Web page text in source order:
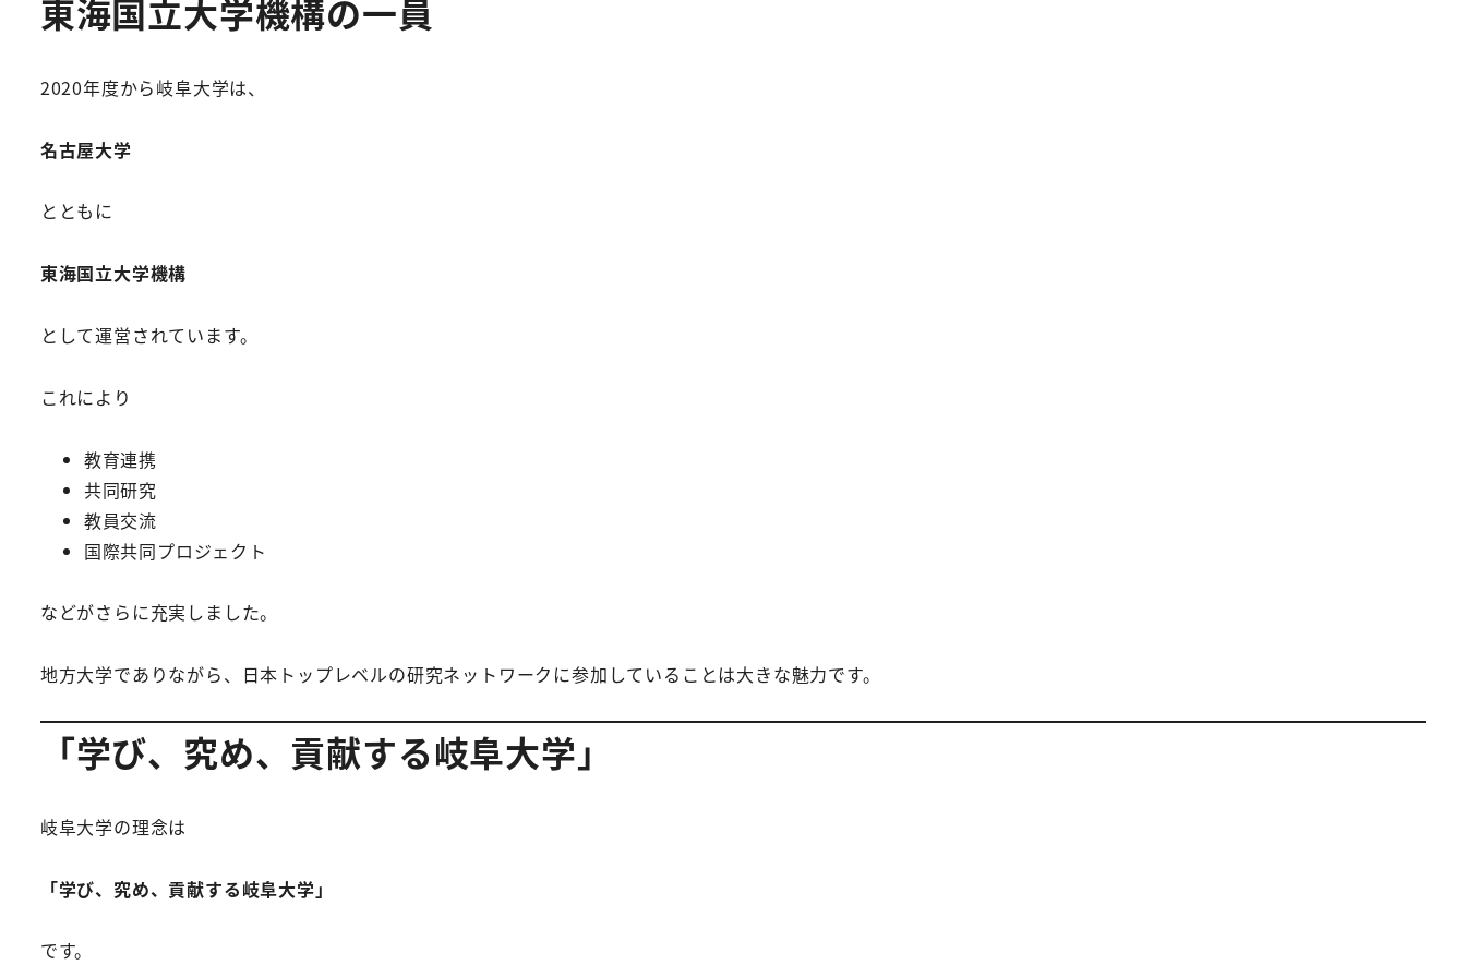
東海国立大学機構の一員
2020年度から岐阜大学は、
名古屋大学
とともに
東海国立大学機構
として運営されています。
これにより
教育連携
共同研究
教員交流
国際共同プロジェクト
などがさらに充実しました。
地方大学でありながら、日本トップレベルの研究ネットワークに参加していることは大きな魅力です。
「学び、究め、貢献する岐阜大学」
岐阜大学の理念は
「学び、究め、貢献する岐阜大学」
です。